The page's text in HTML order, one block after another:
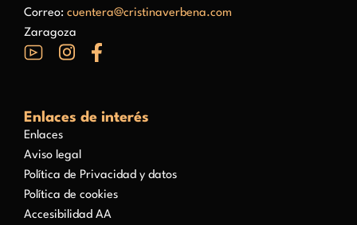
Correo: cuentera@cristinaverbena.com
Zaragoza
Enlaces de interés
Enlaces
Aviso legal
Política de Privacidad y datos
Política de cookies
Accesibilidad AA